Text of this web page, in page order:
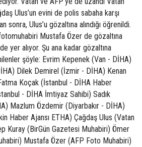
Ulus’un evini de polis sabaha karşı
sonra, Ulus’u gözaltına alındığı öğrenildi.
Mustafa Özer de gözaltına
yer alıyor. Şu ana kadar gözaltına
şöyle: Evrim Kepenek (Van - DİHA)
Dilek Demirel (İzmir - DİHA) Kenan
Koçak (İstanbul - DİHA Haber
- DİHA İmtiyaz Sahibi) Sadık
Mazlum Özdemir (Diyarbakır - DİHA)
Haber Ajansı ETHA) Çağdaş Ulus (Vatan
Kuray (BirGün Gazetesi Muhabiri) Ömer
Mustafa Özer (AFP Foto Muhabiri)